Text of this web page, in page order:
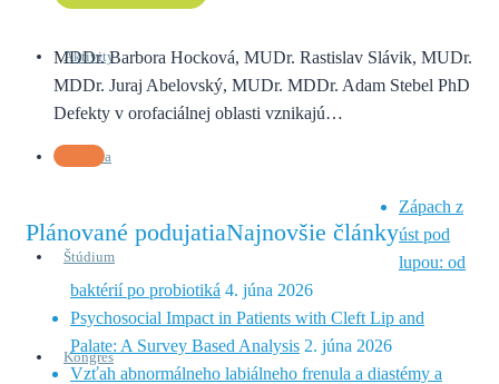
Aktivity
História
Štúdium
Kongres
MDDr. Barbora Hocková, MUDr. Rastislav Slávik, MUDr.
MDDr. Juraj Abelovský, MUDr. MDDr. Adam Stebel PhD
Defekty v orofaciálnej oblasti vznikajú…
Plánované podujatiaNajnovšie články
Zápach z
úst pod
lupou: od
baktérií po probiotiká 4. júna 2026
Psychosocial Impact in Patients with Cleft Lip and
Palate: A Survey Based Analysis 2. júna 2026
Vzťah abnormálneho labiálneho frenula a diastémy a